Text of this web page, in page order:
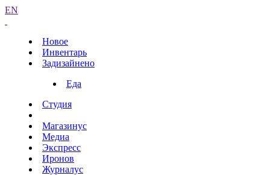
EN
Новое
Инвентарь
Задизайнено
Еда
Студия
Магазинус
Медиа
Экспресс
Иронов
Журналус